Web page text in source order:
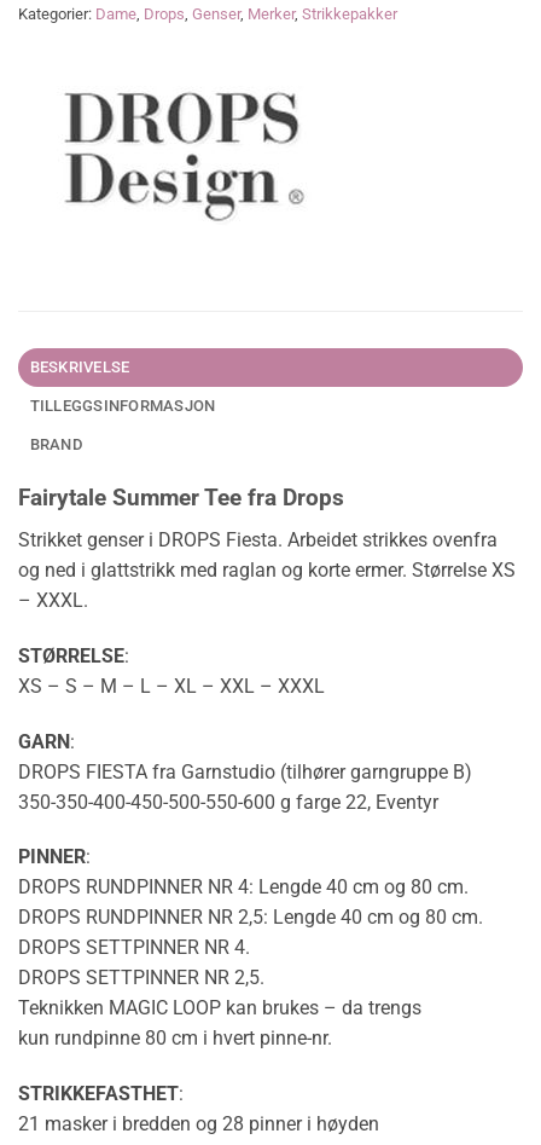
Kategorier: Dame Drops Genser, Merker, Strikkepakker
BESKRIVELSE
TILLEGGSINFORMASJON
BRAND
Fairytale Summer Tee fra Drops
Strikket genser i DROPS Fiesta. Arbeidet strikkes ovenfra
og ned i glattstrikk med raglan og korte ermer. Størrelse XS
– XXXL.
STØRRELSE:
XS – S – M – L – XL – XXL – XXXL
GARN:
DROPS FIESTA fra Garnstudio (tilhører garngruppe B)
350-350-400-450-500-550-600 g farge 22, Eventyr
PINNER:
DROPS RUNDPINNER NR 4: Lengde 40 cm og 80 cm.
DROPS RUNDPINNER NR 2,5: Lengde 40 cm og 80 cm.
DROPS SETTPINNER NR 4.
DROPS SETTPINNER NR 2,5.
Teknikken MAGIC LOOP kan brukes – da trengs
kun rundpinne 80 cm i hvert pinne-nr.
STRIKKEFASTHET:
21 masker i bredden og 28 pinner i høyden